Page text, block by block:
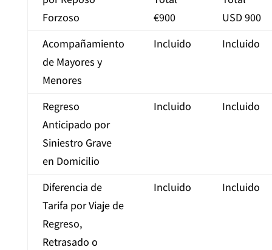
Forzoso
€900
USD 900
Acompañamiento
de Mayores y
Menores
Incluido Incluido
Regreso
Anticipado por
Siniestro Grave
en Domicilio
Incluido Incluido
Diferencia de
Tarifa por Viaje de
Regreso,
Retrasado o
Incluido Incluido